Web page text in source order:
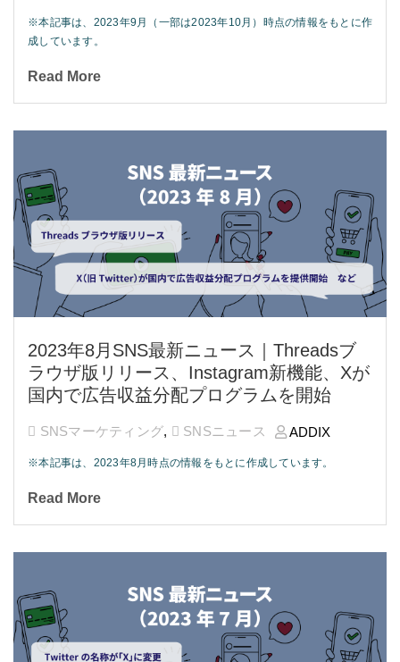
※本記事は、2023年9月（一部は2023年10月）時点の情報をもとに作
成しています。
Read More
2023年8月SNS最新ニュース｜Threadsブ
ラウザ版リリース、Instagram新機能、Xが
国内で広告収益分配プログラムを開始
SNSマーケティング, SNSニュース ADDIX
※本記事は、2023年8月時点の情報をもとに作成しています。
Read More